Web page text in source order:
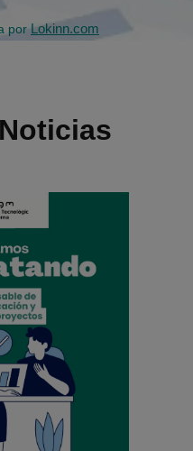
por Lokinn.com